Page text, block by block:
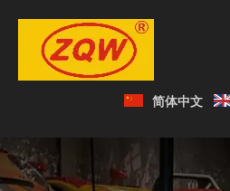
简体中文